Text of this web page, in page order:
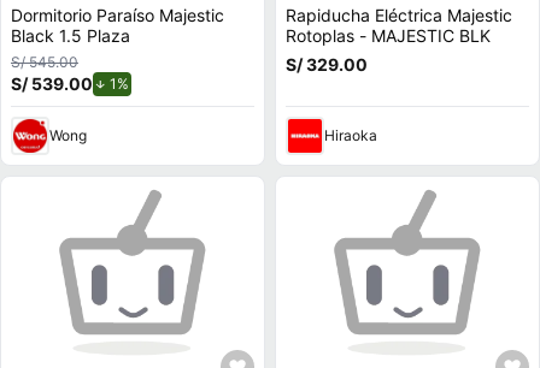
Dormitorio Paraíso Majestic
Black 1.5 Plaza
S/ 545.00
S/ 539.00 1%
Wong
Rapiducha Eléctrica Majestic
Rotoplas - MAJESTIC BLK
S/ 329.00
Hiraoka